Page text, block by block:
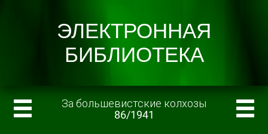
За большевистские колхозы
86/1941